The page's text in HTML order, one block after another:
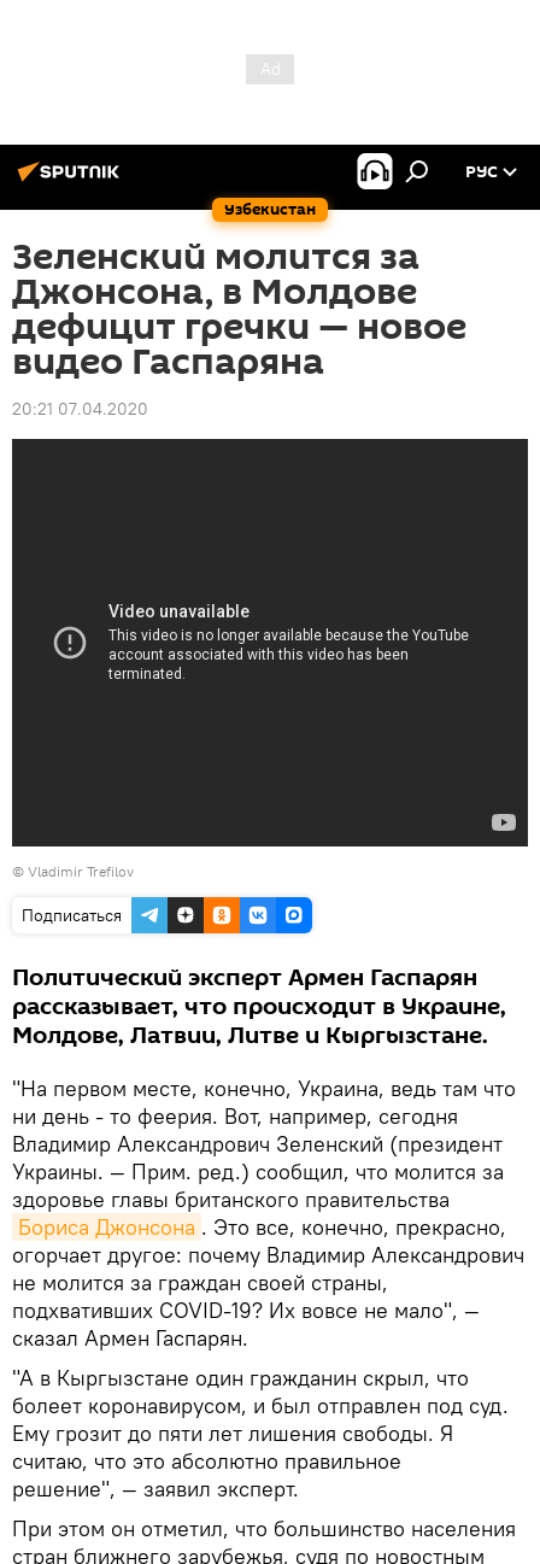
Узбекистан
РУС
Зеленский молится за
Джонсона, в Молдове
дефицит гречки — новое
видео Гаспаряна
20:21 07.04.2020
© Vladimir Trefilov
Подписаться
Политический эксперт Армен Гаспарян
рассказывает, что происходит в Украине,
Молдове, Латвии, Литве и Кыргызстане.
"На первом месте, конечно, Украина, ведь там что
ни день - то феерия. Вот, например, сегодня
Владимир Александрович Зеленский (президент
Украины. — Прим. ред.) сообщил, что молится за
здоровье главы британского правительства
Бориса Джонсона . Это все, конечно, прекрасно,
огорчает другое: почему Владимир Александрович
не молится за граждан своей страны,
подхвативших COVID-19? Их вовсе не мало", —
сказал Армен Гаспарян.
"А в Кыргызстане один гражданин скрыл, что
болеет коронавирусом, и был отправлен под суд.
Ему грозит до пяти лет лишения свободы. Я
считаю, что это абсолютно правильное
решение", — заявил эксперт.
При этом он отметил, что большинство населения
стран ближнего зарубежья, судя по новостным